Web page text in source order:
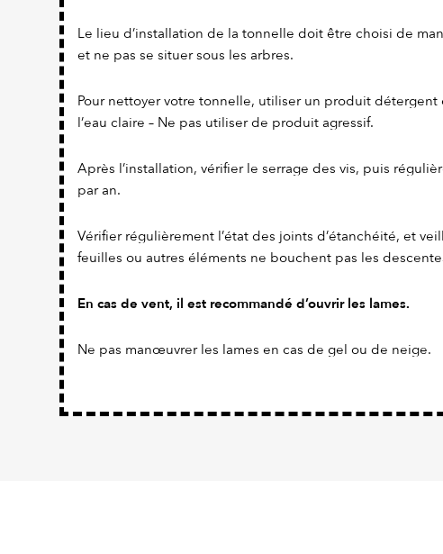
Le lieu d’installation de la tonnelle doit être choisi de
et ne pas se situer sous les arbres.
Pour nettoyer votre tonnelle, utiliser un produit détergent
l’eau claire – Ne pas utiliser de produit agressif.
Après l’installation, vérifier le serrage des vis, puis
par an.
Vérifier régulièrement l’état des joints d’étanchéité, et
feuilles ou autres éléments ne bouchent pas les
En cas de vent, il est recommandé d’ouvrir les lames.
Ne pas manœuvrer les lames en cas de gel ou de neige.